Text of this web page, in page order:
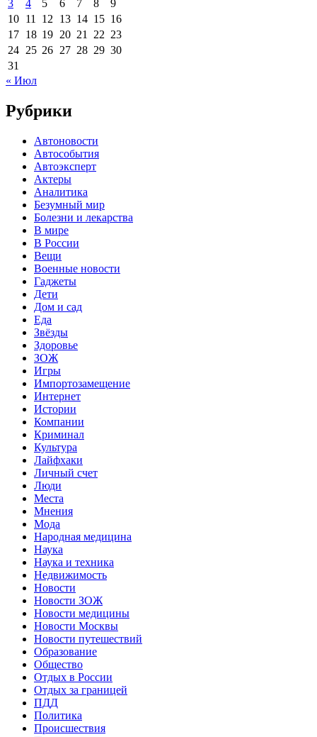
3 4 5 6 7 8
9
10 11 12 13 14 15 16
17 18 19 20 21 22 23
24 25 26 27 28 29 30
31
« Июл
Рубрики
Автоновости
Автособытия
Автоэксперт
Актеры
Аналитика
Безумный мир
Болезни и лекарства
В мире
В России
Вещи
Военные новости
Гаджеты
Дети
Дом и сад
Еда
Звёзды
Здоровье
ЗОЖ
Игры
Импортозамещение
Интернет
Истории
Компании
Криминал
Культура
Лайфхаки
Личный счет
Люди
Места
Мнения
Мода
Народная медицина
Наука
Наука и техника
Недвижимость
Новости
Новости ЗОЖ
Новости медицины
Новости Москвы
Новости путешествий
Образование
Общество
Отдых в России
Отдых за границей
ПДД
Политика
Происшествия